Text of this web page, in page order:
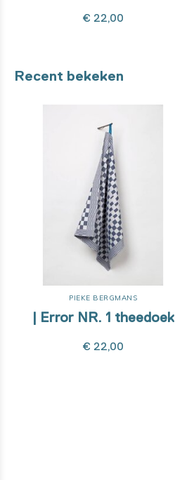
€ 22,00
Recent bekeken
PIEKE BERGMANS
| Error NR. 1 theedoek
€ 22,00